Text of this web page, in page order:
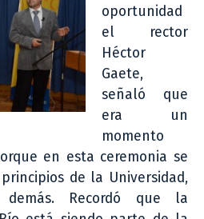
oportunidad
el rector
Héctor
Gaete,
señaló que
era un
momento
en esta ceremonia se
de la Universidad,
Recordó que la